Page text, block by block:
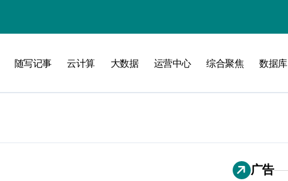
随写记事 云计算 大数据 运营中心 综合聚焦 数据库
广告